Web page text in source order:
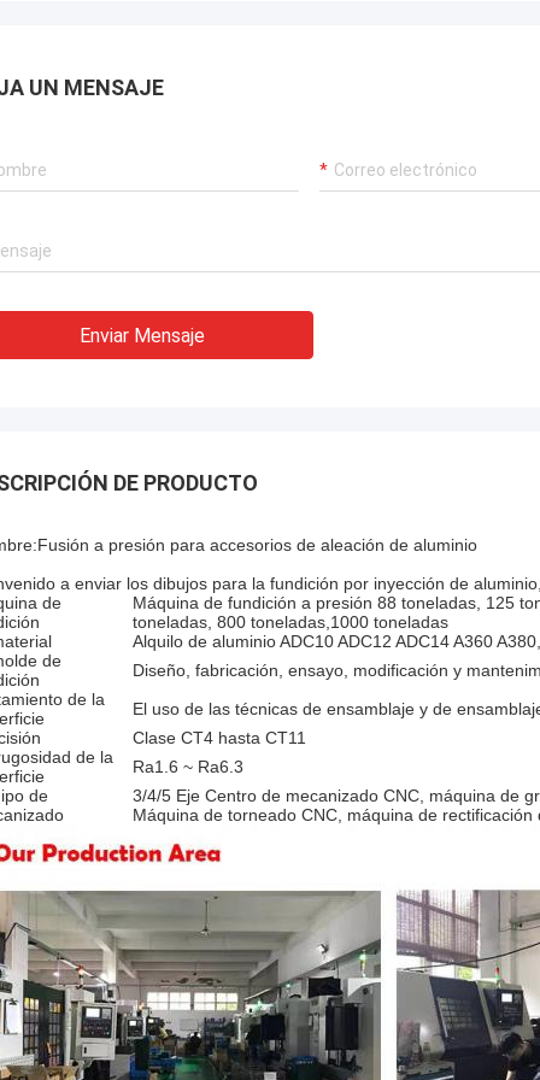
UN MENSAJE
Enviar Mensaje
DE PRODUCTO
a presión para accesorios de aleación de aluminio
a enviar los dibujos para la fundición por inyección de
de
Máquina de fundición a presión 88 toneladas, 125
toneladas, 800 toneladas,1000 toneladas
Alquilo de aluminio ADC10 ADC12 ADC14 A360
de
Diseño, fabricación, ensayo, modificación y
de la
El uso de las técnicas de ensamblaje y de
Clase CT4 hasta CT11
de la
Ra1.6 ~ Ra6.3
de
3/4/5 Eje Centro de mecanizado CNC, máquina de
Máquina de torneado CNC, máquina de